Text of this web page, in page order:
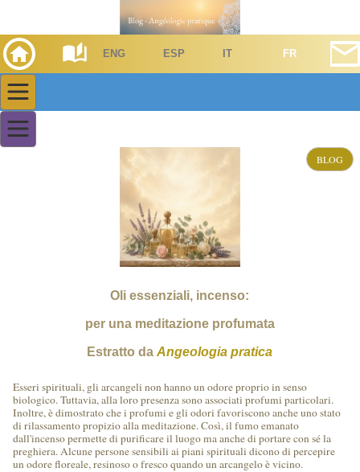
ENG ESP IT FR
BLOG
Oli essenziali, incenso:
per una meditazione profumata
Estratto daAngeologia pratica
Esseri spirituali, gli arcangeli non hanno un odore proprio in senso
biologico. Tuttavia, alla loro presenza sono associati profumi particolari.
Inoltre, è dimostrato che i profumi e gli odori favoriscono anche uno stato
di rilassamento propizio alla meditazione. Così, il fumo emanato
dall'incenso permette di purificare il luogo ma anche di portare con sé la
preghiera. Alcune persone sensibili ai piani spirituali dicono di percepire
un odore floreale, resinoso o fresco quando un arcangelo è vicino.